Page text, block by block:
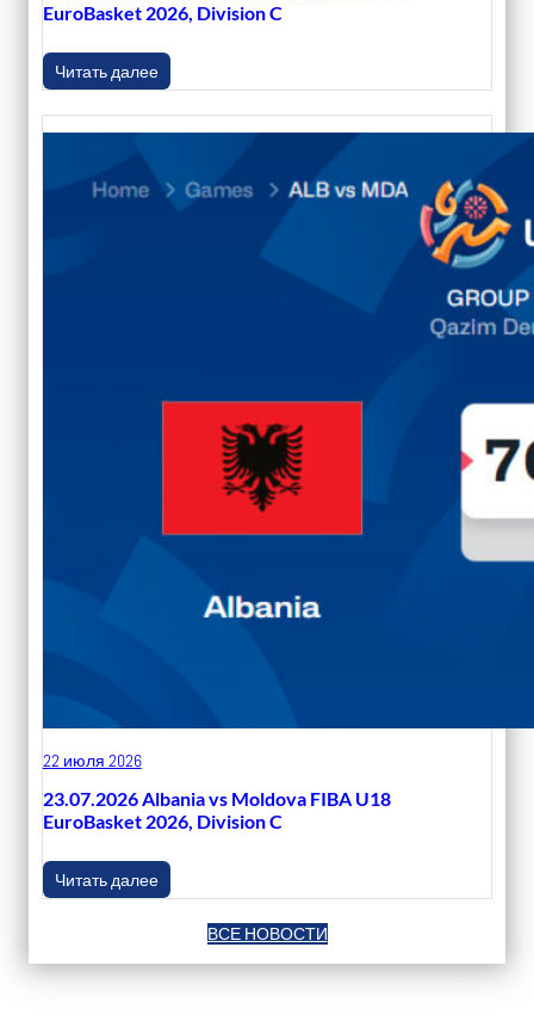
EuroBasket 2026, Division C
Читать далее
22 июля 2026
23.07.2026 Albania vs Moldova FIBA U18
EuroBasket 2026, Division C
Читать далее
ВСЕ НОВОСТИ